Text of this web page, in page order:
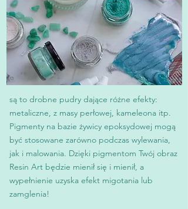
są to drobne pudry dające różne efekty:
metaliczne, z masy perłowej, kameleona itp.
Pigmenty na bazie żywicy epoksydowej mogą
być stosowane zarówno podczas wylewania,
jak i malowania. Dzięki pigmentom Twój obraz
Resin Art będzie mienił się i mienił, a
wypełnienie uzyska efekt migotania lub
zamglenia!